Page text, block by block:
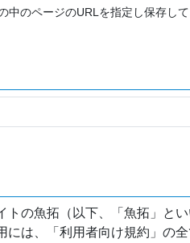
中のページのURLを指定し保存し
トの魚拓（以下、「魚拓」と
は、「利用者向け規約」の